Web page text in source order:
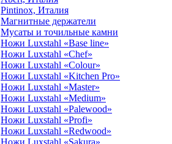
Pintinox, Италия
Магнитные держатели
Мусаты и точильные камни
Ножи Luxstahl «Base line»
Ножи Luxstahl «Chef»
Ножи Luxstahl «Colour»
Ножи Luxstahl «Kitchen Pro»
Ножи Luxstahl «Master»
Ножи Luxstahl «Medium»
Ножи Luxstahl «Palewood»
Ножи Luxstahl «Profi»
Ножи Luxstahl «Redwood»
Ножи Luxstahl «Sakura»